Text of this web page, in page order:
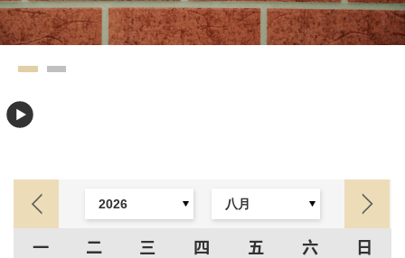
一 二 三 四 五 六 日